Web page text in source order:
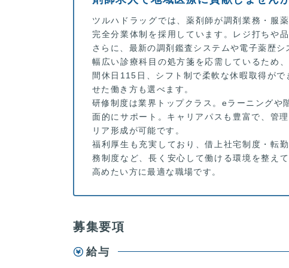
ツルハドラッグでは、薬剤師が調剤業務・服
完全分業体制を採用しています。レジ打ちや
さらに、最新の調剤鑑査システムや電子薬歴
幅広い診療科目の処方箋を応需しているため
間休日115日、シフト制で柔軟な休暇取得が
せた働き方も選べます。
研修制度は業界トップクラス。eラーニングや
面的にサポート。キャリアパスも豊富で、管
リア形成が可能です。
福利厚生も充実しており、借上社宅制度・転
務制度など、長く安心して働ける環境を整え
高めたい方に最適な職場です。
募集要項
給与